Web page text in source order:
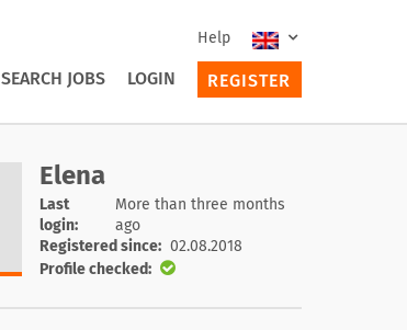
Help
SEARCH JOBS LOGIN REGISTER
Elena
Last
login:
More than three months
ago
Registered since: 02.08.2018
Profile checked: